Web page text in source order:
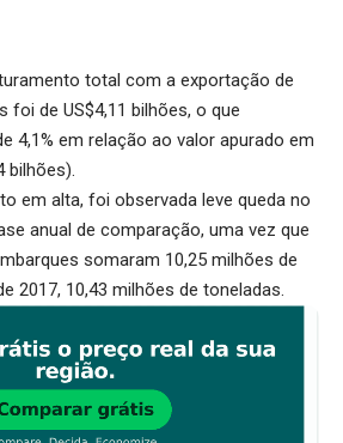
total com a exportação de
foi de US$4,11 bilhões, o que
4,1% em relação ao valor apurado em
bilhões).
em alta, foi observada leve queda no
anual de comparação, uma vez que
somaram 10,25 milhões de
2017, 10,43 milhões de toneladas.